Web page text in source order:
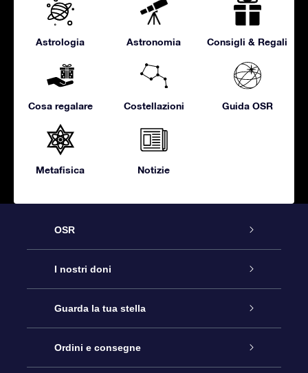
Astrologia Astronomia Consigli & Regali
Cosa regalare Costellazioni Guida OSR
Metafisica Notizie
OSR
Assistenza
Contattaci
Blog
I nostri doni
Online Star Gift
Pacchetto regalo OSR
Guarda la tua stella
Registro stellare
Ordini e consegne